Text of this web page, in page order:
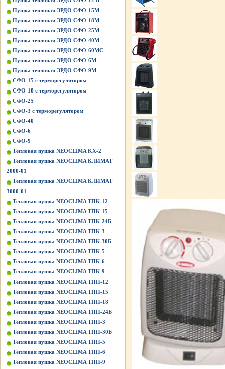
Пушка тепловая ЭРДО СФО-15М
Пушка тепловая ЭРДО СФО-18М
Пушка тепловая ЭРДО СФО-25М
Пушка тепловая ЭРДО СФО-40М
Пушка тепловая ЭРДО СФО-60МС
Пушка тепловая ЭРДО СФО-6М
Пушка тепловая ЭРДО СФО-9М
СФО-15 с терморегулятором
СФО-18 с терморегулятором
СФО-25
СФО-3 с терморегулятором
СФО-40
СФО-6
СФО-9
Тепловая пушка NEOCLIMA KХ-2
Тепловая пушка NEOCLIMA КЛИМАТ
2000-01
Тепловая пушка NEOCLIMA КЛИМАТ
3000-01
Тепловая пушка NEOCLIMA ТПК-12
Тепловая пушка NEOCLIMA ТПК-15
Тепловая пушка NEOCLIMA ТПК-24Б
Тепловая пушка NEOCLIMA ТПК-3
Тепловая пушка NEOCLIMA ТПК-30Б
Тепловая пушка NEOCLIMA ТПК-5
Тепловая пушка NEOCLIMA ТПК-6
Тепловая пушка NEOCLIMA ТПК-9
Тепловая пушка NEOCLIMA ТПП-12
Тепловая пушка NEOCLIMA ТПП-15
Тепловая пушка NEOCLIMA ТПП-18
Тепловая пушка NEOCLIMA ТПП-24Б
Тепловая пушка NEOCLIMA ТПП-3
Тепловая пушка NEOCLIMA ТПП-30Б
Тепловая пушка NEOCLIMA ТПП-5
Тепловая пушка NEOCLIMA ТПП-6
Тепловая пушка NEOCLIMA ТПП-9